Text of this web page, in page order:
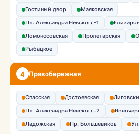
Гостиный двор
Маяковская
Пл. Александра Невского-1
Ломоносовская
Пролетарская
Рыбацкое
4 Правобережная
Спасская Достоевская
Пл. Александра Невского-2
Ладожская
Пр. Большевиков